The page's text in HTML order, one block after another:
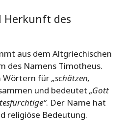
Herkunft des
aus dem Altgriechischen
des Namens Timotheus.
Wörtern für„schätzen,
und bedeutet „Gott
. Der Name hat
religiöse Bedeutung.